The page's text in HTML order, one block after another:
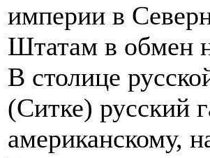
империи в
Штатам в обмен
В столице
(Ситке) русский
американскому,